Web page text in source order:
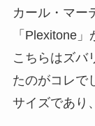
カール・マー
「Plexitone」
こちらはズバ
たのがコレで
サイズであり